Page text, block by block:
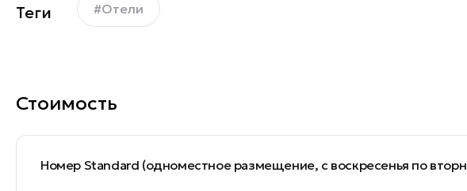
Теги #Отели
Стоимость
Номер Standard (одноместное размещение, с воскресенья по